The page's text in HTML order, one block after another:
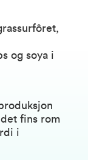
og soya i
fins rom
i